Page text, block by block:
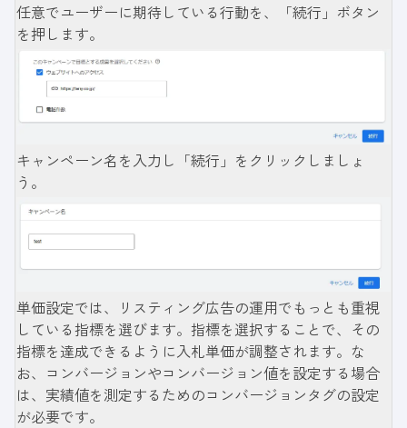
任意でユーザーに期待している行動を、「続行」ボタン
を押します。
キャンペーン名を入力し「続行」をクリックしましょ
う。
単価設定では、リスティング広告の運用でもっとも重視
している指標を選びます。指標を選択することで、その
指標を達成できるように入札単価が調整されます。な
お、コンバージョンやコンバージョン値を設定する場合
は、実績値を測定するためのコンバージョンタグの設定
が必要です。